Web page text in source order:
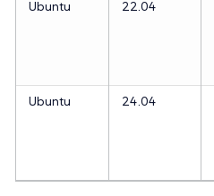
Ubuntu 22.04
Ubuntu 24.04